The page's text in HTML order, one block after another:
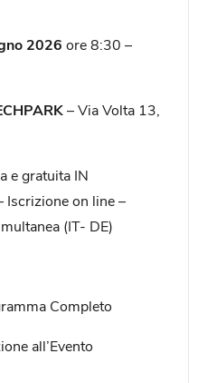
2026 ore 8:30 –
– Via Volta 13,
e gratuita IN
Iscrizione on line –
(IT- DE)
Completo
all’Evento